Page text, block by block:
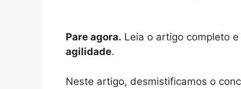
Pare agora. Leia o artigo completo
agilidade.
Neste artigo, desmistificamos o